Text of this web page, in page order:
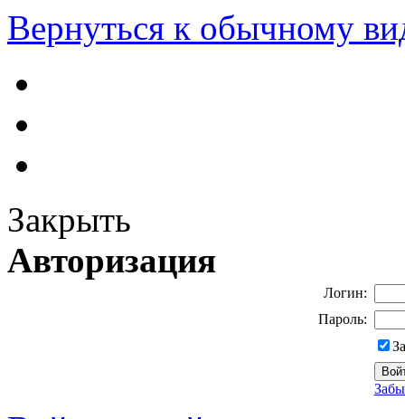
Вернуться к обычному
Закрыть
Авторизация
Логин:
Пароль: